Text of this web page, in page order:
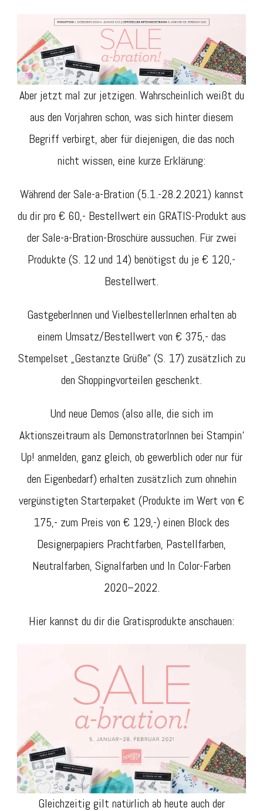
Aber jetzt mal zur jetzigen. Wahrscheinlich weißt du
aus den Vorjahren schon, was sich hinter diesem
Begriff verbirgt, aber für diejenigen, die das noch
nicht wissen, eine kurze Erklärung:
Während der Sale-a-Bration (5.1.-28.2.2021) kannst
du dir pro € 60,- Bestellwert ein GRATIS-Produkt aus
der Sale-a-Bration-Broschüre aussuchen. Für zwei
Produkte (S. 12 und 14) benötigst du je € 120,-
Bestellwert.
GastgeberInnen und VielbestellerInnen erhalten ab
einem Umsatz/Bestellwert von € 375,- das
Stempelset „Gestanzte Grüße“ (S. 17) zusätzlich zu
den Shoppingvorteilen geschenkt.
Und neue Demos (also alle, die sich im
Aktionszeitraum als DemonstratorInnen bei Stampin‘
Up! anmelden, ganz gleich, ob gewerblich oder nur für
den Eigenbedarf) erhalten zusätzlich zum ohnehin
vergünstigten Starterpaket (Produkte im Wert von €
175,- zum Preis von € 129,-) einen Block des
Designerpapiers Prachtfarben, Pastellfarben,
Neutralfarben, Signalfarben und In Color-Farben
2020–2022.
Hier kannst du dir die Gratisprodukte anschauen:
Gleichzeitig gilt natürlich ab heute auch der